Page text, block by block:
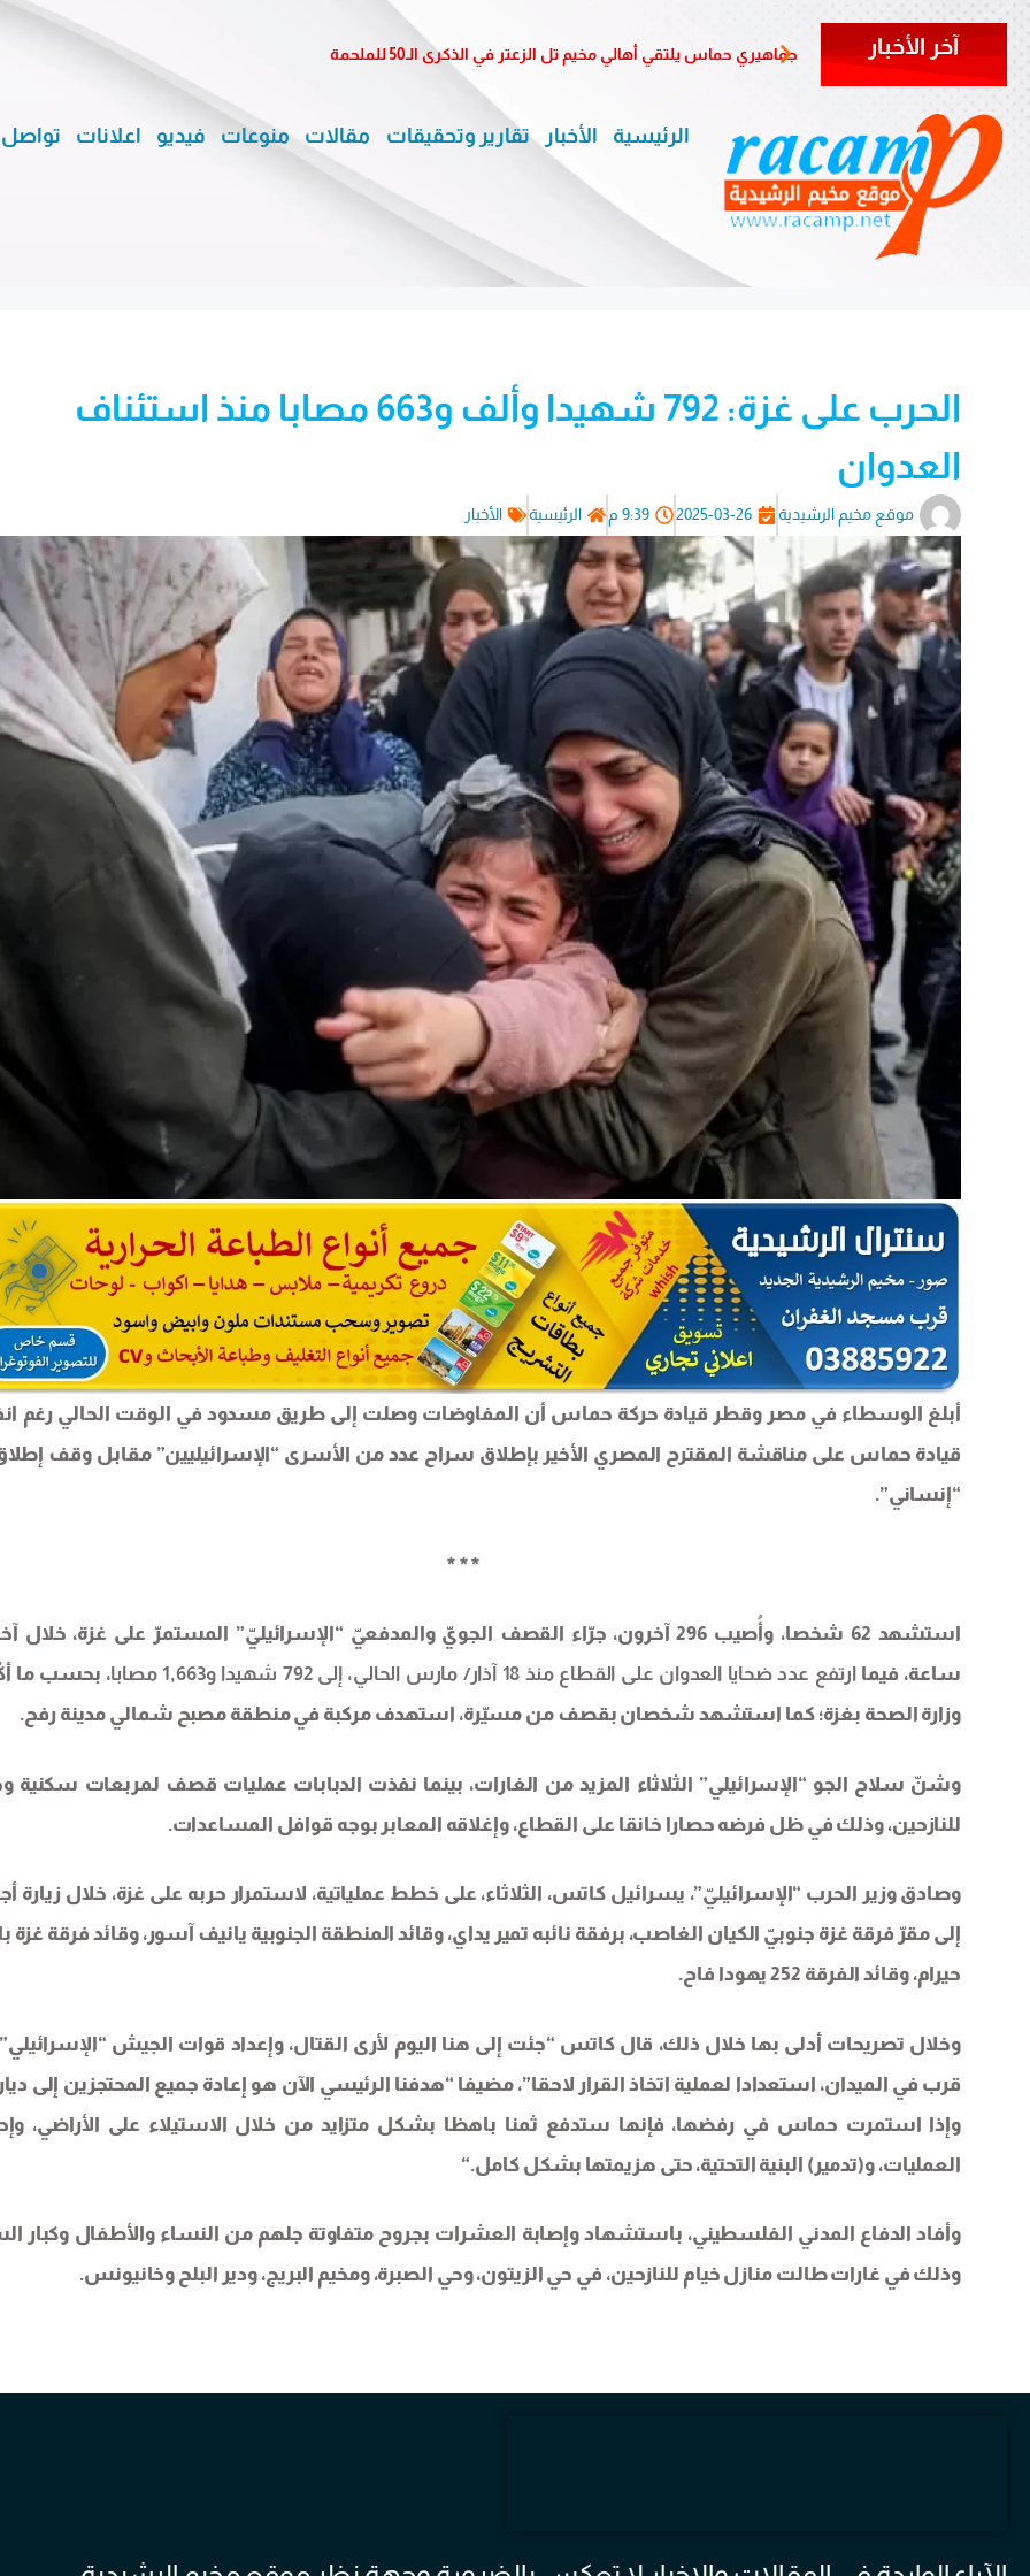
آخر الأخبار جماهيري حماس يلتقي أهالي مخيم تل الزعتر في الذكرى الـ50 للملحمة
الرئيسية الأخبار تقارير وتحقيقات مقالات منوعات فيديو اعلانات تواصل
الحرب على غزة: 792 شهيدا وألف و663 مصابا منذ استئناف
العدوان
موقع مخيم الرشيدية 2025-03-26 9:39 م الرئيسية الأخبار
أبلغ الوسطاء في مصر وقطر قيادة حركة حماس أن المفاوضات وصلت إلى طريق مسدود في الوقت الحالي رغم
قيادة حماس على مناقشة المقترح المصري الأخير بإطلاق سراح عدد من الأسرى “الإسرائيليين” مقابل وقف إطلاق
“إنساني”.
***
ساعة، فيما ارتفع عدد ضحايا العدوان على القطاع منذ 18 آذار/ مارس الحالي، إلى 792 شهيدا و1,663 مصابا
، بحسب ما
وزارة الصحة بغزة؛ كما استشهد شخصان بقصف من مسيّرة، استهدف مركبة في منطقة مصبح شمالي مدينة رفح.
وشنّ سلاح الجو “الإسرائيلي” الثلاثاء المزيد من الغارات، بينما نفذت الدبابات عمليات قصف لمربعات سكنية
للنازحين، وذلك في ظل فرضه حصارا خانقا على القطاع، وإغلاقه المعابر بوجه قوافل المساعدات.
وصادق وزير الحرب “الإسرائيليّ”، يسرائيل كاتس، الثلاثاء، على خطط عملياتية، لاستمرار حربه على غزة، خلال زيارة
إلى مقرّ فرقة غزة جنوبيّ الكيان الغاصب، برفقة نائبه تمير يداي، وقائد المنطقة الجنوبية يانيف آسور، وقائد فرقة غزة
حيرام، وقائد الفرقة 252 يهودا فاح
.
وخلال تصريحات أدلى بها خلال ذلك، قال كاتس “جئت إلى هنا اليوم لأرى القتال، وإعداد قوات الجيش
قرب في الميدان، استعدادا لعملية اتخاذ القرار لاحقا”، مضيفا “هدفنا الرئيسي الآن هو إعادة جميع المحتجزين إلى
وإذا استمرت حماس في رفضها، فإنها ستدفع ثمنا باهظا بشكل متزايد من خلال الاستيلاء على الأراضي،
العمليات، و(تدمير) البنية التحتية، حتى هزيمتها بشكل كامل“.
وأفاد الدفاع المدني الفلسطيني، باستشهاد وإصابة العشرات بجروح متفاوتة جلهم من النساء والأطفال وكبار
وذلك في غارات طالت منازل خيام للنازحين، في حي الزيتون، وحي الصبرة، ومخيم البريج، ودير البلح وخانيونس.